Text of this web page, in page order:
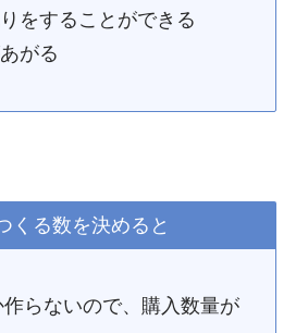
をすることができる
がる
くる数を決めると
らないので、購入数量が